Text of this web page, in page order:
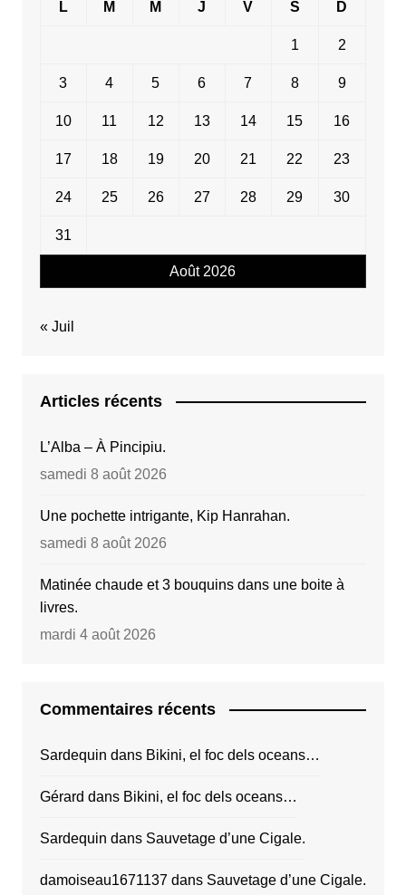
Août 2026
L M M J V S D
1 2
3 4 5 6 7 8 9
10 11 12 13 14 15 16
17 18 19 20 21 22 23
24 25 26 27 28 29 30
31
« Juil
Articles récents
L’Alba – À Pincipiu.
samedi 8 août 2026
Une pochette intrigante, Kip Hanrahan.
samedi 8 août 2026
Matinée chaude et 3 bouquins dans une boite à
livres.
mardi 4 août 2026
Commentaires récents
Sardequin dans Bikini, el foc dels oceans…
Gérard dans Bikini, el foc dels oceans…
Sardequin dans Sauvetage d’une Cigale.
damoiseau1671137dans Sauvetage d’une Cigale.